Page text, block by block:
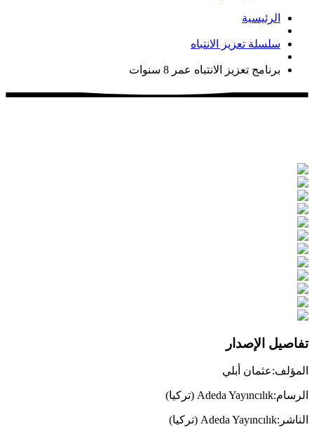
الرئيسية
سلسلة تعزيز الانتباه
برنامج تعزيز الانتباه عمر 8 سنوات
تفاصيل الإصدار
المؤلف:عثمان أبلي
الرسام:Adeda Yayıncılık (تركيا)
الناشر :Adeda Yayıncılık (تركيا)